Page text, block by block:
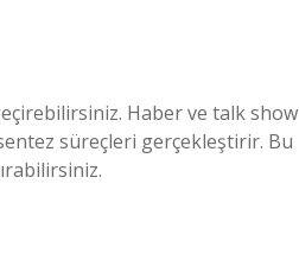
Haber ve talk show
süreçleri gerçekleştirir. Bu